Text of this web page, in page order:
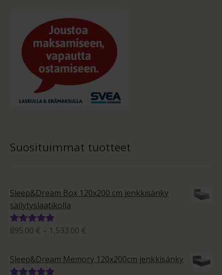
Suosituimmat tuotteet
Sleep&Dream Box 120x200 cm jenkkisänky
säilytyslaatikolla
Arvostelu
5.00
/ 5
895.00 € – 1,533.00 €
1,533.00 €
Sleep&Dream Memory 120x200cm jenkkisänky